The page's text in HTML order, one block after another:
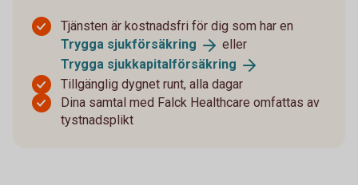
Tjänsten är kostnadsfri för dig som har en
Trygga sjukförsäkring
eller
Trygga sjukkapitalförsäkring
Tillgänglig dygnet runt, alla dagar
Dina samtal med Falck Healthcare omfattas av
tystnadsplikt